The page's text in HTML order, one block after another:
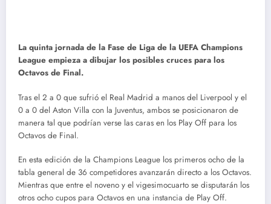
La quinta jornada de la Fase de Liga de la UEFA Champions
League empieza a dibujar los posibles cruces para los
Octavos de Final.
Tras el 2 a 0 que sufrió el Real Madrid a manos del Liverpool y el
0 a 0 del Aston Villa con la Juventus, ambos se posicionaron de
manera tal que podrían verse las caras en los Play Off para los
Octavos de Final.
En esta edición de la Champions League los primeros ocho de la
tabla general de 36 competidores avanzarán directo a los Octavos.
Mientras que entre el noveno y el vigesimocuarto se disputarán los
otros ocho cupos para Octavos en una instancia de Play Off.